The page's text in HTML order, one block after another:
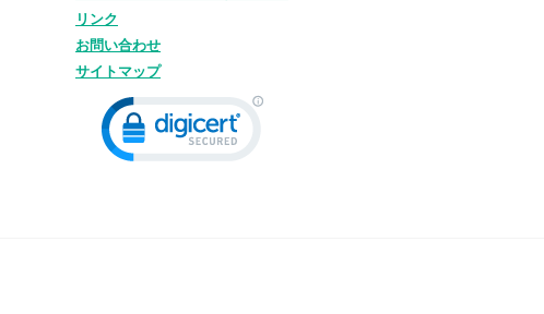
リンク
お問い合わせ
サイトマップ